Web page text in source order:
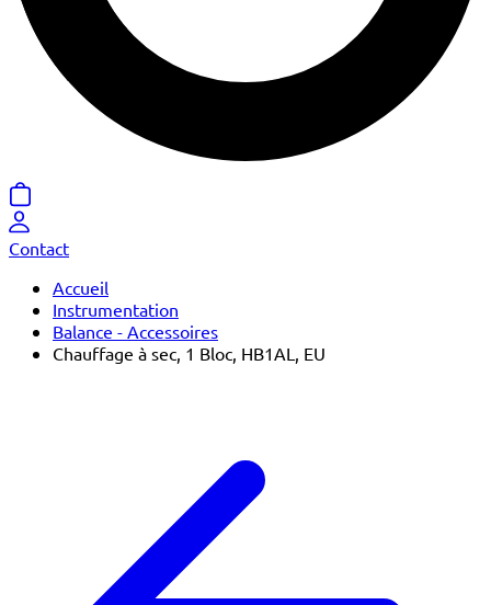
Contact
Accueil
Instrumentation
Balance - Accessoires
Chauffage à sec, 1 Bloc, HB1AL, EU